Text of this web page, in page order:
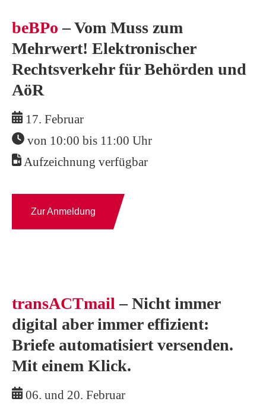
beBPo– Vom Muss zum
Mehrwert! Elektronischer
Rechtsverkehr für Behörden und
AöR
17. Februar
von 10:00 bis 11:00 Uhr
Aufzeichnung verfügbar
Zur Anmeldung
transACTmail – Nicht immer
digital aber immer effizient:
Briefe automatisiertversenden.
Mit einem Klick.
06. und 20. Februar